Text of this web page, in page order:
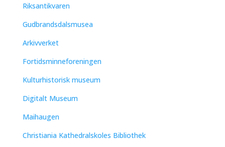
Riksantikvaren
Gudbrandsdalsmusea
Arkivverket
Fortidsminneforeningen
Kulturhistorisk museum
Digitalt Museum
Maihaugen
Christiania Kathedralskoles Bibliothek